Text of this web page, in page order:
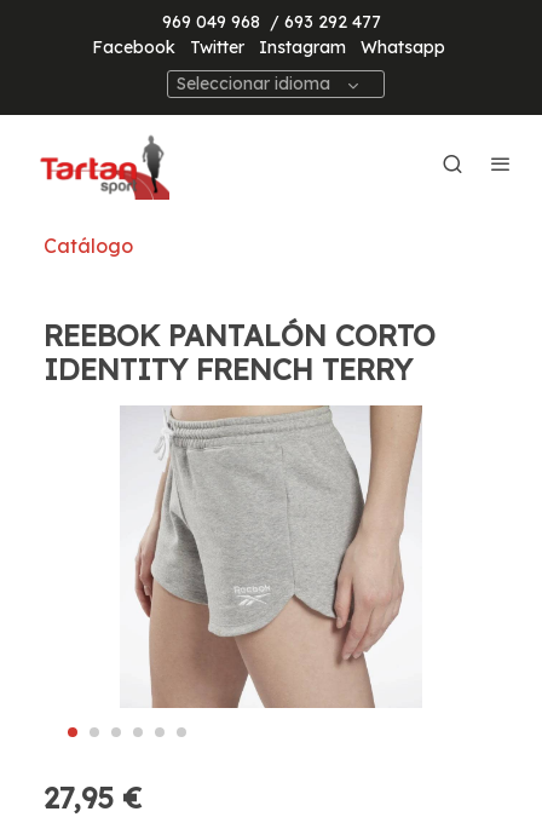
969 049 968 / 693 292 477
Facebook
Twitter Instagram
Whatsapp
Seleccionar idioma
Catálogo
REEBOK PANTALÓN CORTO
IDENTITY FRENCH TERRY
27,95 €